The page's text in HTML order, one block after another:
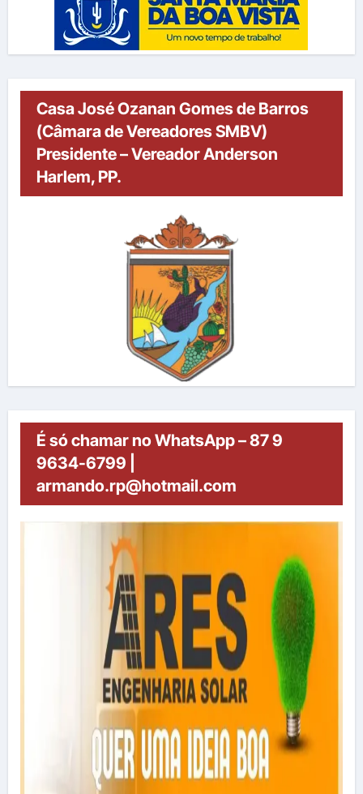
Casa José Ozanan Gomes de Barros
(Câmara de Vereadores SMBV)
Presidente – Vereador Anderson
Harlem, PP.
É só chamar no WhatsApp – 87 9
9634-6799 |
armando.rp@hotmail.com